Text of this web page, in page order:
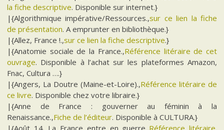
la fiche descriptive. Disponible sur internet.}
|{Algorithmique impérative/Ressources.,sur ce lien la fiche
de présentation. A emprunter en bibliothèque.}
|{Allez, France !.,sur ce lien la fiche descriptive.}
|{Anatomie sociale de la France.,Référence litéraire de cet
ouvrage. Disponible à l’achat sur les plateformes Amazon,
Fnac, Cultura ….}
|{Angers, La Doutre (Maine-et-Loire).,Référence litéraire de
ce livre. Disponible chez votre libraire.}
|{Anne de France : gouverner au féminin à la
Renaissance.,Fiche de l’éditeur. Disponible à CULTURA.}